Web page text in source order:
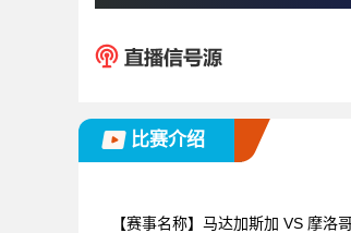
比赛介绍
【赛事名称】 马达加斯加 VS 摩洛